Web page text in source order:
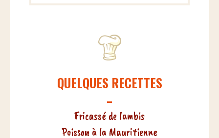
QUELQUES RECETTES
Fricassé de lambis
Poisson à la Mauritienne